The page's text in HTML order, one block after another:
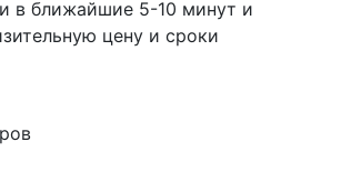
в ближайшие 5-10 минут и
цену и сроки